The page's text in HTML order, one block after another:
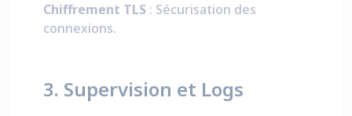
Chiffrement TLS : Sécurisation des
connexions.
3. Supervision et Logs